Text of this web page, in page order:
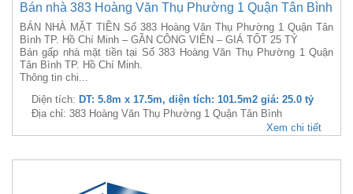
Bán nhà 383 Hoàng Văn Thụ Phường 1 Quận Tân Bình
BÁN NHÀ MẶT TIỀN Số 383 Hoàng Văn Thụ Phường 1 Quận Tân
Bình TP. Hồ Chí Minh – GẦN CÔNG VIÊN – GIÁ TỐT 25 TỶ
Bán gấp nhà mặt tiền tại Số 383 Hoàng Văn Thụ Phường 1 Quận
Tân Bình TP. Hồ Chí Minh.
Thông tin chi...
Diện tích: DT: 5.8m x 17.5m, diện tích: 101.5m2 giá: 25.0 tỷ
Địa chỉ: 383 Hoàng Văn Thụ Phường 1 Quận Tân Bình
Xem chi tiết